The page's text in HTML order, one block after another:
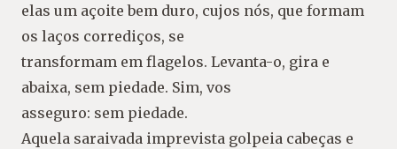
elas um açoite bem duro, cujos nós, que formam
os laços corrediços, se
transformam em flagelos. Levanta-o, gira e
abaixa, sem piedade. Sim, vos
asseguro: sem piedade.
Aquela saraivada imprevista golpeia cabeças e